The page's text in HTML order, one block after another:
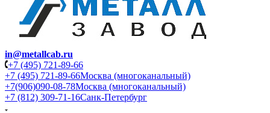
in@metallcab.ru
+7 (495) 721-89-66
+7 (495) 721-89-66Москва (многоканальный)
+7(906)090-08-78Москва (многоканальный)
+7 (812) 309-71-16Санк-Петербург